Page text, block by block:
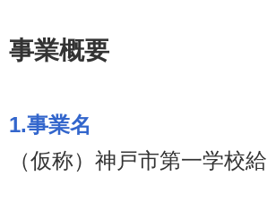
事業概要
1.事業名
（仮称）神戸市第一学校